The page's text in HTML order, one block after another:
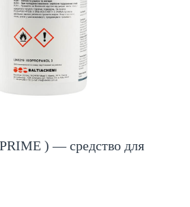
) — средство для